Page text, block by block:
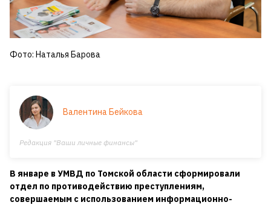
Фото: Наталья Барова
Валентина Бейкова
Редакция "Ваши личные финансы"
В январе в УМВД по Томской области сформировали
отдел по противодействию преступлениям,
совершаемым с использованием информационно-